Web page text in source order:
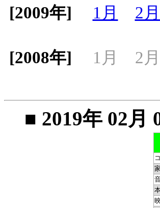
[2009年]
1月 2月
[2008年]
1月 2月
■ 2019年 02